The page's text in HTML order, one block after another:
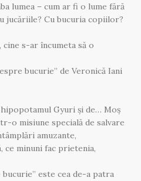
lumea – cum ar fi o lume fără
jucăriile? Cu bucuria copiilor?
cine s-ar încumeta să o
bucurie” de Veronică Iani
Gyuri și de… Moș
o misiune specială de salvare
amuzante,
ce minuni fac prietenia,
este cea de-a patra